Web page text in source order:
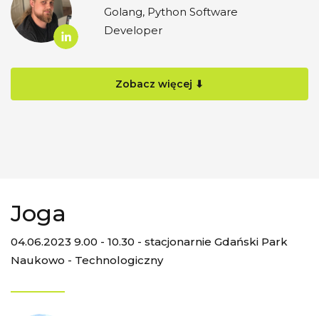
Golang, Python Software
Developer
Zobacz więcej ⬇
Joga
04.06.2023 9.00 - 10.30 - stacjonarnie Gdański Park
Naukowo - Technologiczny